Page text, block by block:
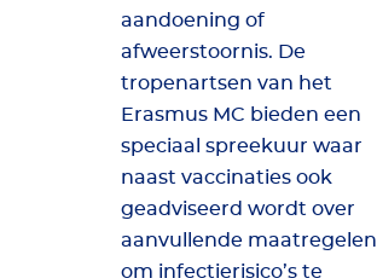
aandoening of
afweerstoornis. De
tropenartsen van het
Erasmus MC bieden een
speciaal spreekuur waar
naast vaccinaties ook
geadviseerd wordt over
aanvullende maatregelen
om infectierisico’s te